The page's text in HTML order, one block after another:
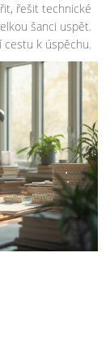
řešit technické
šanci uspět.
cestu k úspěchu.